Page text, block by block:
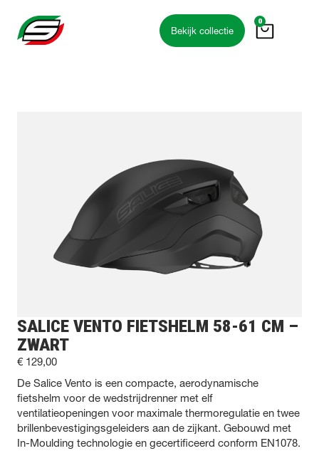
Bekijk collectie
0
SALICE VENTO FIETSHELM 58-61 CM –
ZWART
€ 129,00
De Salice Vento is een compacte, aerodynamische
fietshelm voor de wedstrijdrenner met elf
ventilatieopeningen voor maximale thermoregulatie en twee
brillenbevestigingsgeleiders aan de zijkant. Gebouwd met
In-Moulding technologie en gecertificeerd conform EN1078.